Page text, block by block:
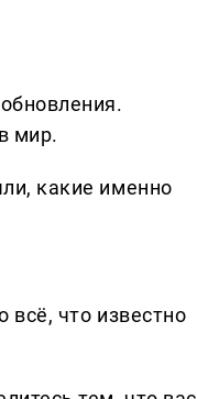
мир.
какие именно
что известно